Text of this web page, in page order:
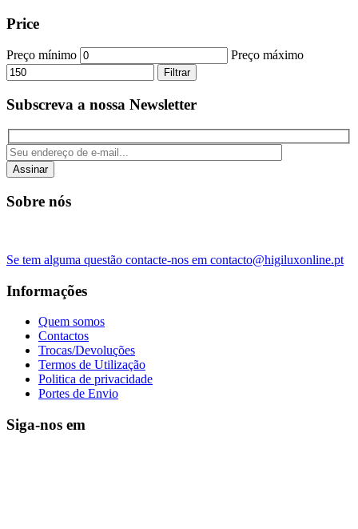
Price
Preço mínimo Preço máximo
Filtrar
Subscreva a nossa Newsletter
Assinar
Sobre nós
Se tem alguma questão contacte-nos em contacto@higiluxonline.pt
Informações
Quem somos
Contactos
Trocas/Devoluções
Termos de Utilização
Politica de privacidade
Portes de Envio
Siga-nos em